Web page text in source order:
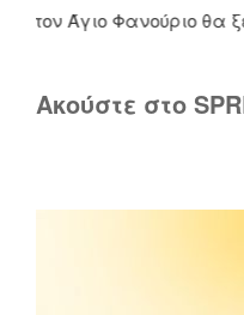
Άγιο Φανούριο θα
Ακούστε στο